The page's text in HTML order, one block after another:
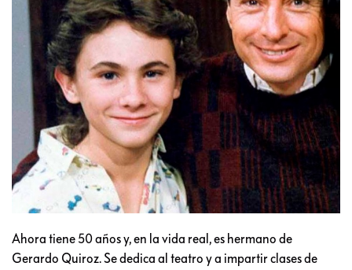
Ahora tiene 50 años y, en la vida real, es hermano de
Gerardo Quiroz. Se dedica al teatro y a impartir clases de